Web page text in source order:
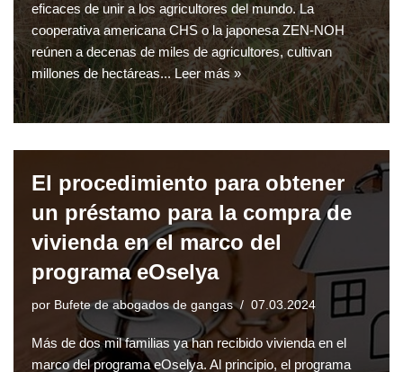
eficaces de unir a los agricultores del mundo. La
cooperativa americana CHS o la japonesa ZEN-NOH
reúnen a decenas de miles de agricultores, cultivan
millones de hectáreas...Leer más »
El procedimiento para obtener
un préstamo para la compra de
vivienda en el marco del
programa eOselya
por Bufete de abogados de gangas 07.03.2024
Más de dos mil familias ya han recibido vivienda en el
marco del programa eOselya. Al principio, el programa